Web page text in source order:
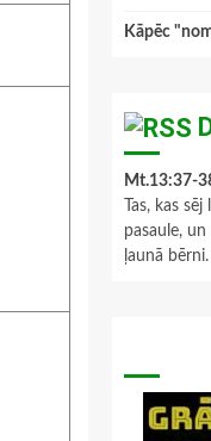
Kāpēc
Mt.13:37-
Tas, kas
pasaule,
ļaunā bērni.